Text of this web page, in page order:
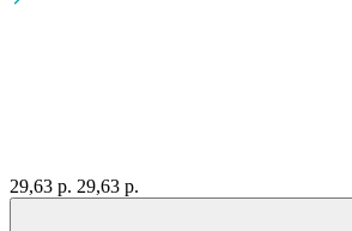
29,63 р. 29,63 р.